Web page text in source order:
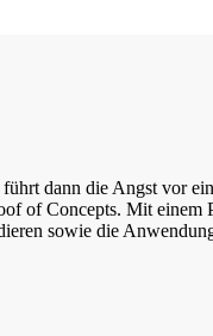
dann die Angst vor
of Concepts. Mit einem
sowie die